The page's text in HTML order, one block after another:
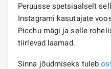
Peruusse spetsiaalselt
Instagrami kasutajate
Picchu mägi ja selle
tiirlevad laamad.
Sinna jõudmiseks tuleb